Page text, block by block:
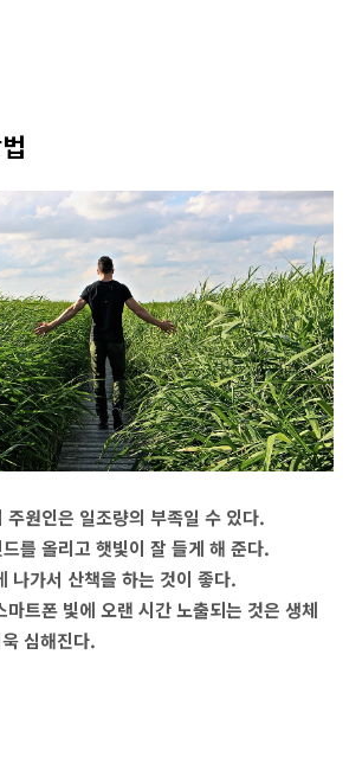
원인은 일조량의 부족일 수 있다.
를 올리고 햇빛이 잘 들게 해 준다.
나가서 산책을 하는 것이 좋다.
트폰 빛에 오랜 시간 노출되는 것은 생체
심해진다.